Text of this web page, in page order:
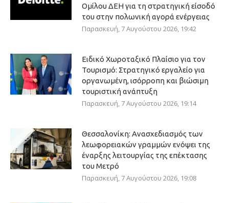
Ομίλου ΔΕΗ για τη στρατηγική είσοδό
του στην πολωνική αγορά ενέργειας
Παρασκευή, 7 Αυγούστου 2026, 19:42
Ειδικό Χωροταξικό Πλαίσιο για τον
Τουρισμό: Στρατηγικό εργαλείο για
οργανωμένη, ισόρροπη και βιώσιμη
τουριστική ανάπτυξη
Παρασκευή, 7 Αυγούστου 2026, 19:14
Θεσσαλονίκη: Ανασχεδιασμός των
λεωφορειακών γραμμών ενόψει της
έναρξης λειτουργίας της επέκτασης
του Μετρό
Παρασκευή, 7 Αυγούστου 2026, 19:08